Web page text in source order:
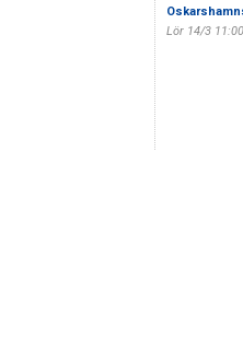
Lör 14/3 11:00